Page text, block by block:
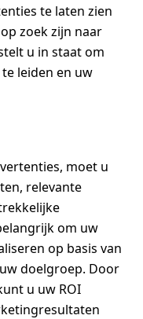
te laten zien
zoek zijn naar
u in staat om
leiden en uw
moet u
relevante
om uw
op basis van
doelgroep. Door
u uw ROI